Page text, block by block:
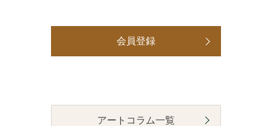
会員登録
アートコラム一覧